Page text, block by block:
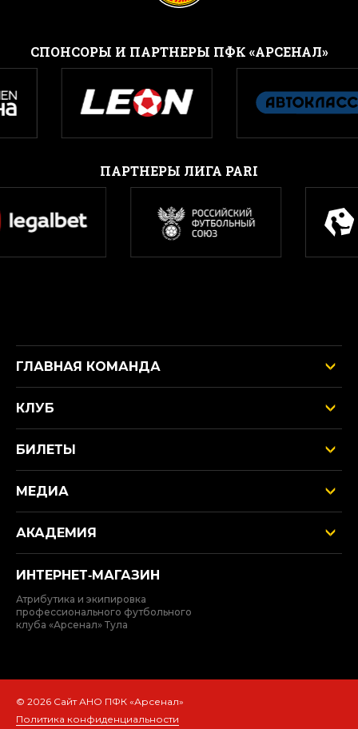
CПОНСОРЫ И ПАРТНЕРЫ ПФК «АРСЕНАЛ»
ПАРТНЕРЫ ЛИГА PARI
ГЛАВНАЯ КОМАНДА
КЛУБ
БИЛЕТЫ
МЕДИА
АКАДЕМИЯ
ИНТЕРНЕТ‑МАГАЗИН
Атрибутика и экипировка
профессионального футбольного
клуба «Арсенал» Тула
© 2026 Сайт АНО ПФК «Арсенал»
Политика конфиденциальности